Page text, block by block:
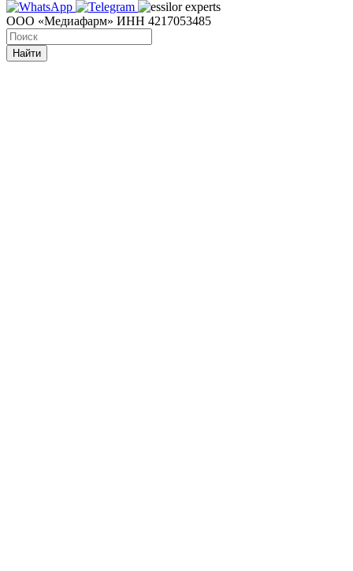
ООО «Медиафарм» ИНН 4217053485
Найти